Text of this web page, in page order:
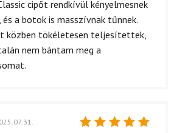
cipőt rendkívül kényelmesnek
a botok is masszívnak tűnnek.
közben tökéletesen teljesítettek,
nem bántam meg a